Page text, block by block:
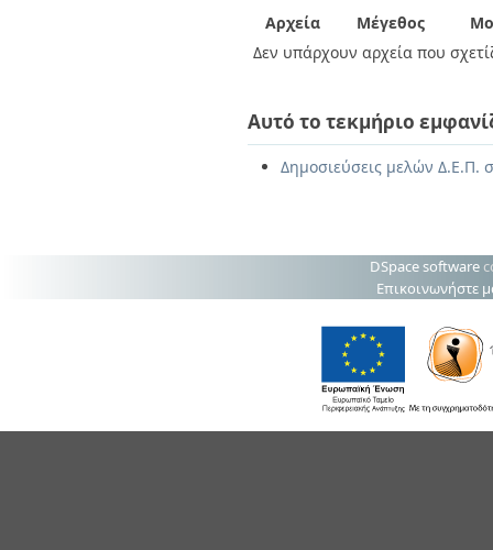
Αρχεία Μέγεθος
Δεν υπάρχουν αρχεία που
Αυτό το τεκμήριο
Δημοσιεύσεις μελών Δ.Ε.Π.
DSpace software
Επικοινωνήστε